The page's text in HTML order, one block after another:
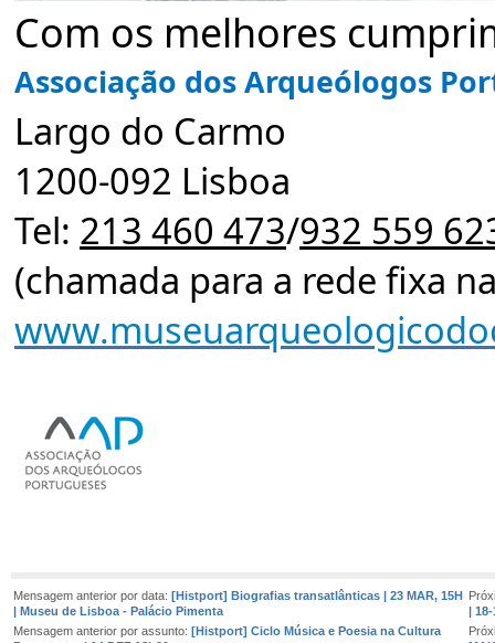
Com os melhores
Associação dos Arqueólogos
Largo do Carmo
1200-092 Lisboa
Tel: 213 460 473/932 559
(chamada para a rede fixa
Mensagem anterior por data: [Histport] Biografias transatlânticas | 23 MAR, 15H
| Museu de Lisboa - Palácio Pimenta
|
Mensagem anterior por assunto: [Histport] Ciclo Música e Poesia na Cultura